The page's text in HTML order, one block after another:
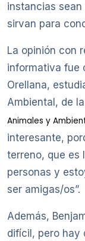
instancias
sirvan para
La opinión con
informativa fue
Orellana,
Ambiental, de la
Animales y
interesante,
terreno, que es
personas y
ser amigas/os”.
Además,
difícil, pero hay